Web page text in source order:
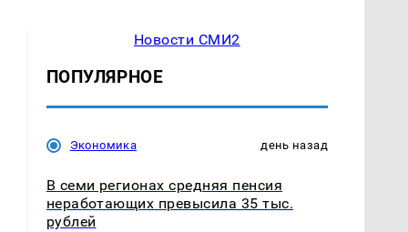
Новости СМИ2
ПОПУЛЯРНОЕ
Экономика день назад
В семи регионах средняя пенсия
неработающих превысила 35 тыс.
рублей